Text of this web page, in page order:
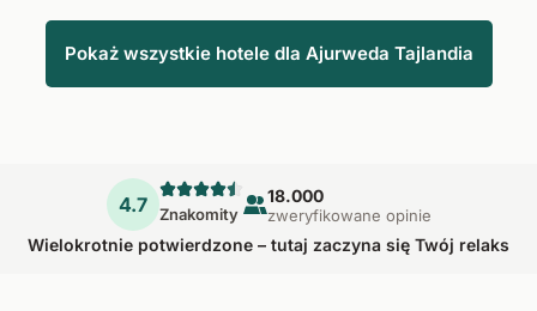
Pokaż wszystkie hotele dla Ajurweda Tajlandia
4.7 Znakomity
18.000
zweryfikowane opinie
Wielokrotnie potwierdzone – tutaj zaczyna się Twój relaks